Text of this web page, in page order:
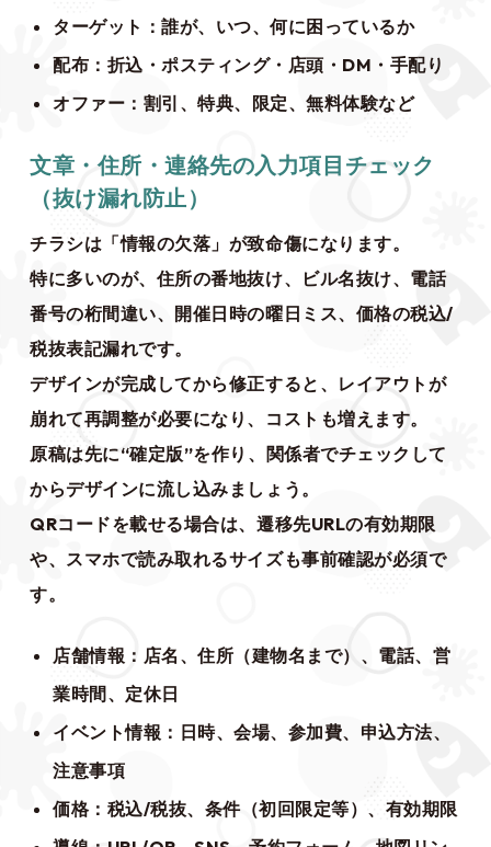
ターゲット：誰が、いつ、何に困っているか
配布：折込・ポスティング・店頭・DM・手配り
オファー：割引、特典、限定、無料体験など
文章・住所・連絡先の入力項目チェック
（抜け漏れ防止）
チラシは「情報の欠落」が致命傷になります。
特に多いのが、住所の番地抜け、ビル名抜け、電話
番号の桁間違い、開催日時の曜日ミス、価格の税込/
税抜表記漏れです。
デザインが完成してから修正すると、レイアウトが
崩れて再調整が必要になり、コストも増えます。
原稿は先に“確定版”を作り、関係者でチェックして
からデザインに流し込みましょう。
QRコードを載せる場合は、遷移先URLの有効期限
や、スマホで読み取れるサイズも事前確認が必須で
す。
店舗情報：店名、住所（建物名まで）、電話、営
業時間、定休日
イベント情報：日時、会場、参加費、申込方法、
注意事項
価格：税込/税抜、条件（初回限定等）、有効期限